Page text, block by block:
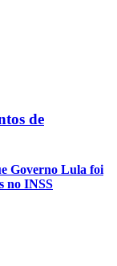
de
Governo Lula foi
no INSS